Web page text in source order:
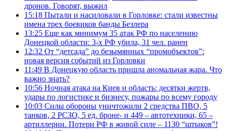
дронов. Говорят, выжил
15:18 Пытали и насиловали в Горловке: стали известны
имена трех боевиков банды Безлера
13:25 Еще как минимум 35 атак РФ по населению
Донецкой области: 3-х РФ убила, 31 чел. ранен
12:32 От “детсада” до безымянных “промобъектов”:
новая версия событий из Горловки
11:49 В Донецкую область пришла аномальная жара. Что
важно знать?
10:56 Ночная атака на Киев и область: десятки жертв,
удары по логистике и бизнесу, пожары по всему городу
10:03 Силы обороны уничтожили 2 средства ПВО, 5
танков, 2 РСЗО, 5 ед. броне- и 449 – автотехники, 65 –
артиллерии. Потери РФ в живой силе – 1130 “штыков”!